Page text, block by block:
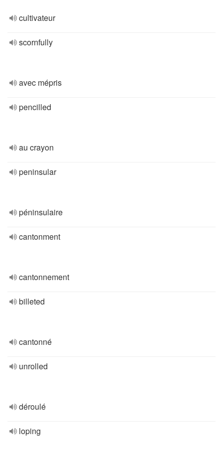
cultivateur
scornfully
avec mépris
pencilled
au crayon
peninsular
péninsulaire
cantonment
cantonnement
billeted
cantonné
unrolled
déroulé
loping